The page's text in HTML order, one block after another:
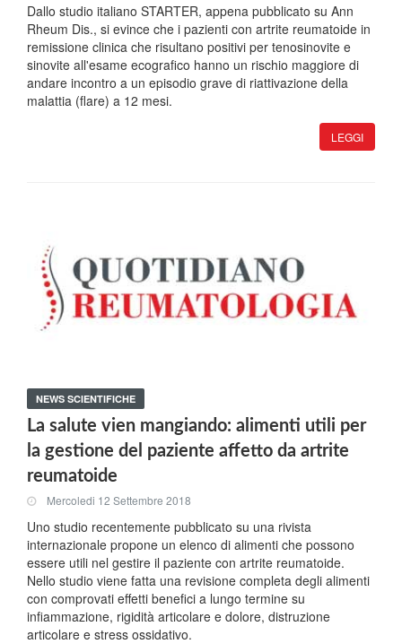
Dallo studio italiano STARTER, appena pubblicato su Ann
Rheum Dis., si evince che i pazienti con artrite reumatoide in
remissione clinica che risultano positivi per tenosinovite e
sinovite all'esame ecografico hanno un rischio maggiore di
andare incontro a un episodio grave di riattivazione della
malattia (flare) a 12 mesi.
LEGGI
NEWS SCIENTIFICHE
La salute vien mangiando: alimenti utili per
la gestione del paziente affetto da artrite
reumatoide
Mercoledi 12 Settembre 2018
Uno studio recentemente pubblicato su una rivista
internazionale propone un elenco di alimenti che possono
essere utili nel gestire il paziente con artrite reumatoide.
Nello studio viene fatta una revisione completa degli alimenti
con comprovati effetti benefici a lungo termine su
infiammazione, rigidità articolare e dolore, distruzione
articolare e stress ossidativo.